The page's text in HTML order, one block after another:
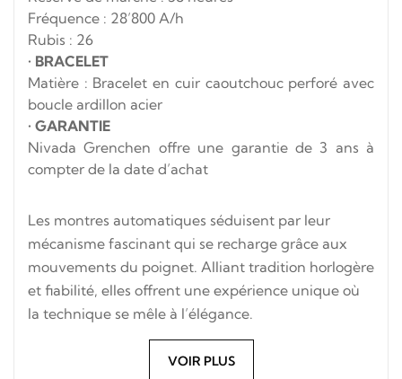
Fréquence : 28’800 A/h
Rubis : 26
• BRACELET
Matière : Bracelet en cuir caoutchouc perforé avec
boucle ardillon acier
• GARANTIE
Nivada Grenchen offre une garantie de 3 ans à
compter de la date d’achat
Les montres automatiques séduisent par leur
mécanisme fascinant qui se recharge grâce aux
mouvements du poignet. Alliant tradition horlogère
et fiabilité, elles offrent une expérience unique où
la technique se mêle à l’élégance.
VOIR PLUS